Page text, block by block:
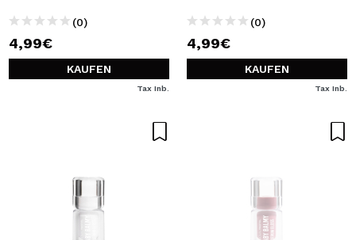
(0)
4,99€
KAUFEN
Tax Inb.
(0)
4,99€
KAUFEN
Tax Inb.